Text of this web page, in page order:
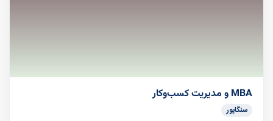
MBA و مدیریت کسب‌وکار
سنگاپور